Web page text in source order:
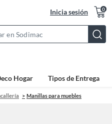
Inicia sesión 0
Bar
Hogar Tipos de Entrega
Manillas para muebles